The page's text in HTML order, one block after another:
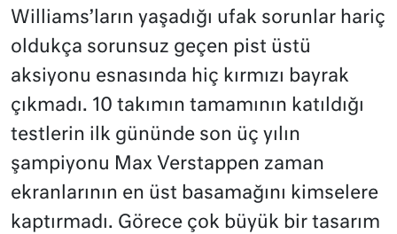
Williams’ların yaşadığı ufak sorunlar hariç
oldukça sorunsuz geçen pist üstü
aksiyonu esnasında hiç kırmızı bayrak
çıkmadı. 10 takımın tamamının katıldığı
testlerin ilk gününde son üç yılın
şampiyonu Max Verstappen zaman
ekranlarının en üst basamağını kimselere
kaptırmadı. Görece çok büyük bir tasarım